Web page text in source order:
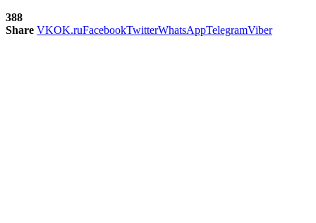
388
Share VKOK.ruFacebookTwitterWhatsAppTelegramViber